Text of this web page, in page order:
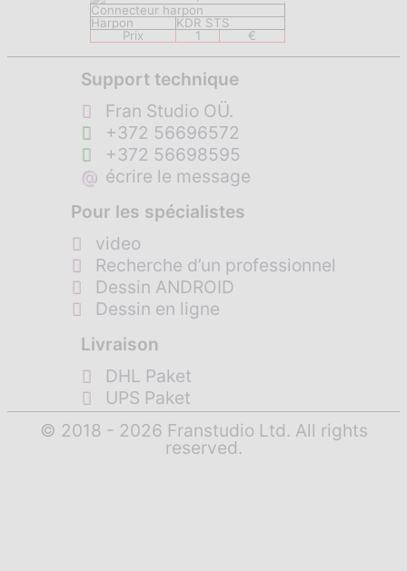
Connecteur harpon
Harpon
KDR STS
Prix
1 €
Support technique
Fran Studio OÜ.
+372 56696572
+372 56698595
@ écrire le message
Pour les spécialistes
video
Recherche d’un professionnel
Dessin ANDROID
Dessin en ligne
Livraison
DHL Paket
UPS Paket
© 2018 - 2026 Franstudio Ltd. All rights
reserved.